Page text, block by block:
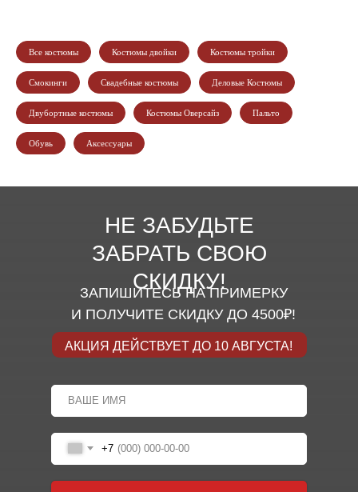
Все костюмы Костюмы двойки Костюмы тройки
Смокинги Свадебные костюмы Деловые Костюмы
Двубортные костюмы Костюмы Оверсайз Пальто
Обувь Аксессуары
НЕ ЗАБУДЬТЕ
ЗАБРАТЬ СВОЮ
СКИДКУ!
ЗАПИШИТЕСЬ НА ПРИМЕРКУ
И ПОЛУЧИТЕ СКИДКУ ДО 4500₽!
АКЦИЯ ДЕЙСТВУЕТ ДО 10 АВГУСТА!
+7